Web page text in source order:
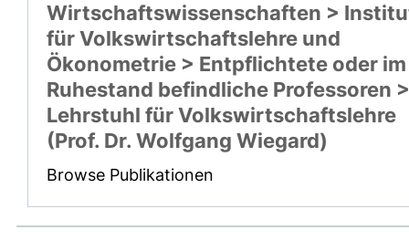
Wirtschaftswissenschaften >
für Volkswirtschaftslehre und
Ökonometrie > Entpflichtete oder im
Ruhestand befindliche Professoren >
Lehrstuhl für Volkswirtschaftslehre
(Prof. Dr. Wolfgang Wiegard)
Browse Publikationen